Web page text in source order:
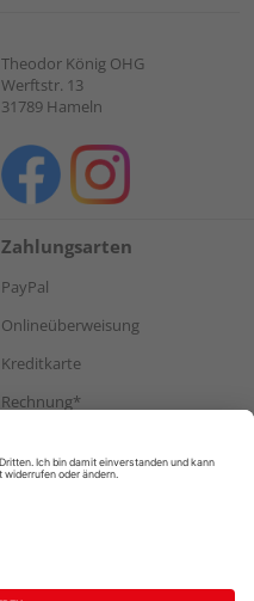
Theodor König OHG
Werftstr. 13
31789 Hameln
Zahlungsarten
PayPal
Onlineüberweisung
Kreditkarte
Rechnung*
Versand
Widerruf Datenschutz